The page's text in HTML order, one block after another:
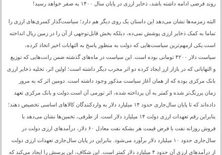
روند فرضی ادامه داشته باشد، ذخایر ارزی در پایان سال ۱۴۰۰ به صفر خواهد رسید!
البته زمزمه‌ها نشان می‌دهد این داستان یک روی دیگر هم دارد؛ سیاست‌گذار کسری‌های ارزی را
تماما به کمک ذخایر ارزی پوشش نمی‌ده، دبلکه بخش قابل‌توجهی از آن را در زمین ریال انداخته
است.یکی ازمهم‌‌ترین سیاست‌هایی که دولت به منظور پاسخ به التهابات اخیر اتخاذ کرده،
سیاست دلار ۴۲۰۰ تومانی بوده است. این سیاست در ماه‌های گذشته ضمن رانت‌هایی که توزیع
و التهاباتی که در بازار ارز ایجاد کرده دو اثر مخرب دیگر داشته است؛ اولین اثر، تخلیه ذخایر ارزی
بانک مرکزی بوده که از همان آغاز سیاست مذکور وجود داشته است. دومین اثر که به مرور
زمان پررنگ‌تر شده و کمتر به آن پرداخته شده، اثر تورمی آن است.دولت و بانک مرکزی تعهد
داده‌اند که تا پایان سال‌جاری حدود ۱۴ میلیارد دلار به واردکنندگان کالاهای اساسی تخصیص دهند؛
بنابراین رقم تعهدات ارزی دولت ۱۴ میلیارد دلار است. از طرفی، تخمین‌ها نشان می‌دهد با
فروش روزانه نفت با فرض قیمت هر بشکه نفت معادل ۶۰ دلار، درآمدهای ارزی دولت در
سال‌جاری حدود ۱۰ میلیارد دلار برآورد می‌شود. بنابراین در پایان سال‌جاری تعهدات ارزی دولت
از درآمدهای ارزی آن حدود ۴ میلیارد دلار کمتر است. این شکاف، این پرسش را ایجاد می‌کند که